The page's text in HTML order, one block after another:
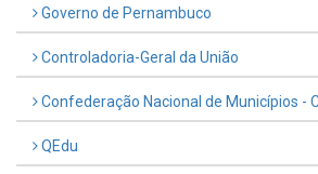
Governo de Pernambuco
Controladoria-Geral da União
Confederação Nacional de Municípios -
QEdu